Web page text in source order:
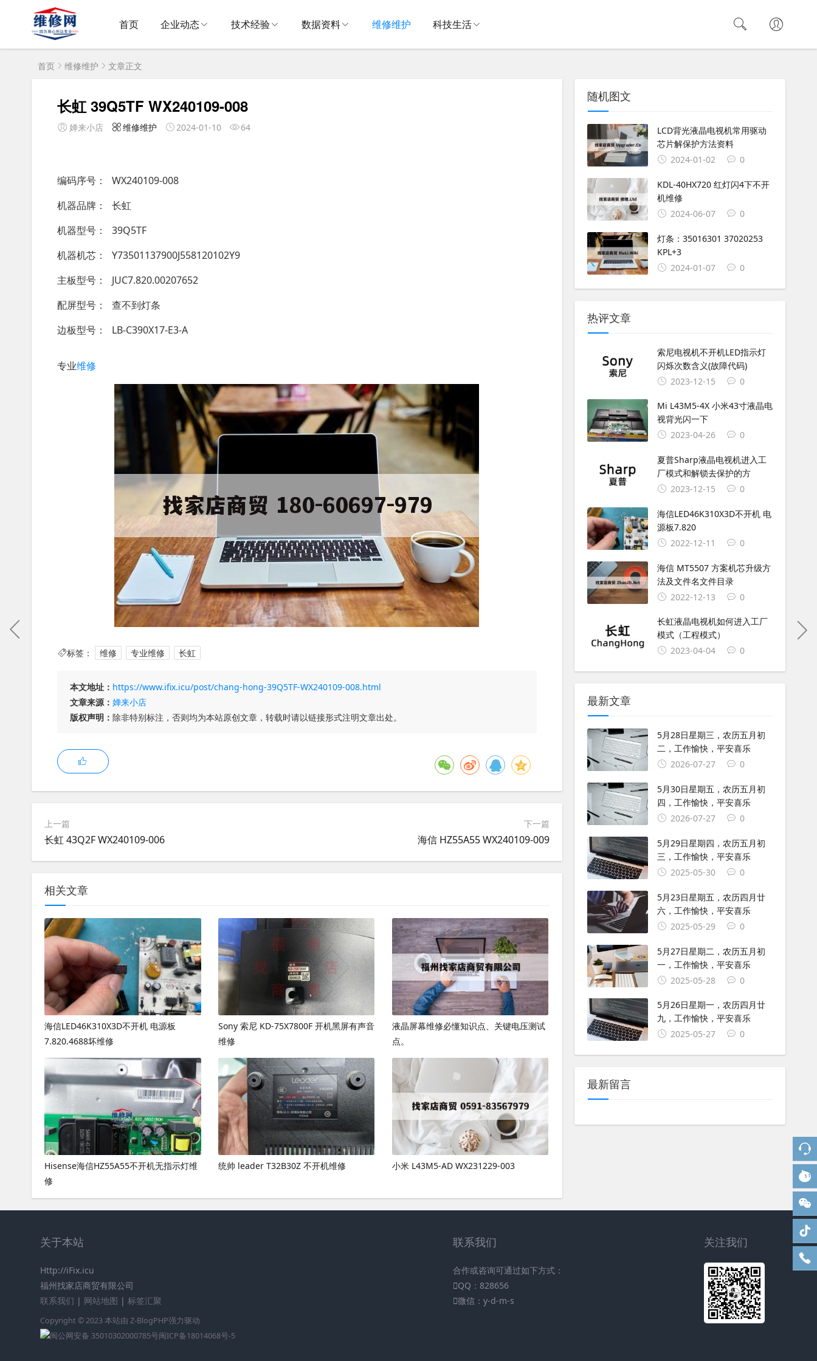
首页 企业动态 技术经验 数据资料 维修维护 科技生活
首页 维修维护 文章正文
长虹 39Q5TF WX240109-008
婵来小店 维修维护 2024-01-10 64
编码序号
WX240109-008
机器品牌
长虹
机器型号
39Q5TF
机器机芯
Y73501137900J558120102Y9
主板型号
JUC7.820.00207652
配屏型号
查不到灯条
边板型号
LB-C390X17-E3-A
专业维修
标签： 维修 专业维修 长虹
本文地址： https://www.ifix.icu/post/chang-hong-39Q5TF-WX240109-008.html
文章来源： 婵来小店
版权声明： 除非特别标注，否则均为本站原创文章，转载时请以链接形式注明文章出处。
上一篇
长虹 43Q2F WX240109-006
下一篇
海信 HZ55A55 WX240109-009
相关文章
海信LED46K310X3D不开机 电源板
7.820.4688坏维修
Sony 索尼 KD-75X7800F 开机黑屏有声音
维修
液晶屏幕维修必懂知识点、关键电压测试
点。
Hisense海信HZ55A55不开机无指示灯维
修
统帅 leader T32B30Z 不开机维修 小米 L43M5-AD WX231229-003
随机图文
LCD背光液晶电视机常用驱动
芯片解保护方法资料
2024-01-02
0
KDL-40HX720 红灯闪4下不开
机维修
2024-06-07
0
灯条：35016301 37020253
KPL+3
2024-01-07
0
热评文章
索尼电视机不开机LED指示灯
闪烁次数含义(故障代码)
2023-12-15
0
Mi L43M5-4X 小米43寸液晶电
视背光闪一下
2023-04-26
0
夏普Sharp液晶电视机进入工
厂模式和解锁去保护的方
2023-12-15
0
海信LED46K310X3D不开机 电
源板7.820
2022-12-11
0
海信 MT5507 方案机芯升级方
法及文件名文件目录
2022-12-13
0
长虹液晶电视机如何进入工厂
模式（工程模式）
2023-04-04
0
最新文章
5月28日星期三，农历五月初
二，工作愉快，平安喜乐
2026-07-27
0
5月30日星期五，农历五月初
四，工作愉快，平安喜乐
2026-07-27
0
5月29日星期四，农历五月初
三，工作愉快，平安喜乐
2025-05-30
0
5月23日星期五，农历四月廿
六，工作愉快，平安喜乐
2025-05-29
0
5月27日星期二，农历五月初
一，工作愉快，平安喜乐
2025-05-28
0
5月26日星期一，农历四月廿
九，工作愉快，平安喜乐
2025-05-27
0
最新留言
关于本站
Http://iFix.icu
福州找家店商贸有限公司
联系我们 | 网站地图 | 标签汇聚
Copyright © 2023 本站由 Z-BlogPHP强力驱动
闽公网安备 35010302000785号闽ICP备18014068号-5
联系我们
合作或咨询可通过如下方式：
QQ：828656
微信：y-d-m-s
关注我们